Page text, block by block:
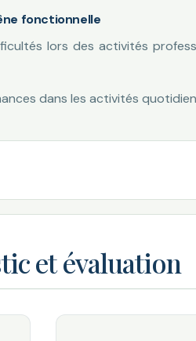
fonctionnelle
lors des activités
dans les activités
et évaluation